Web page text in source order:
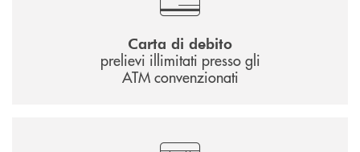
Carta di debito
prelievi illimitati presso gli
ATM convenzionati